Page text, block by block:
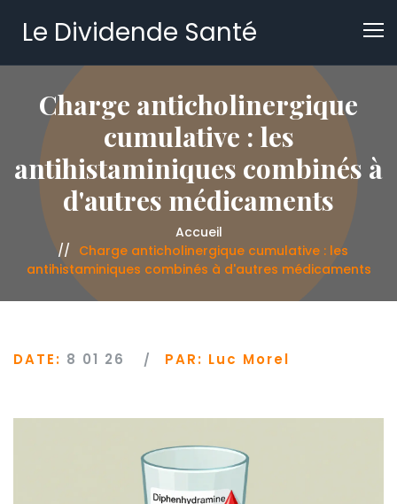
Le Dividende Santé
Charge anticholinergique
cumulative : les
antihistaminiques combinés à
d'autres médicaments
Accueil
Charge anticholinergique cumulative : les
antihistaminiques combinés à d'autres médicaments
DATE: 8 01 26 PAR: Luc Morel